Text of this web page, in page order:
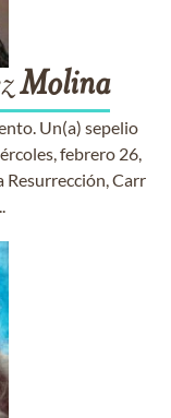
Molina
Un(a) sepelio
febrero 26,
Resurrección, Carr